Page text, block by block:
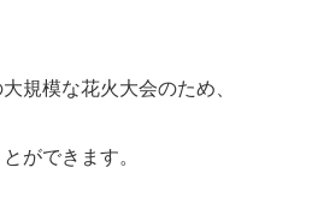
規模な花火大会のため、
ができます。